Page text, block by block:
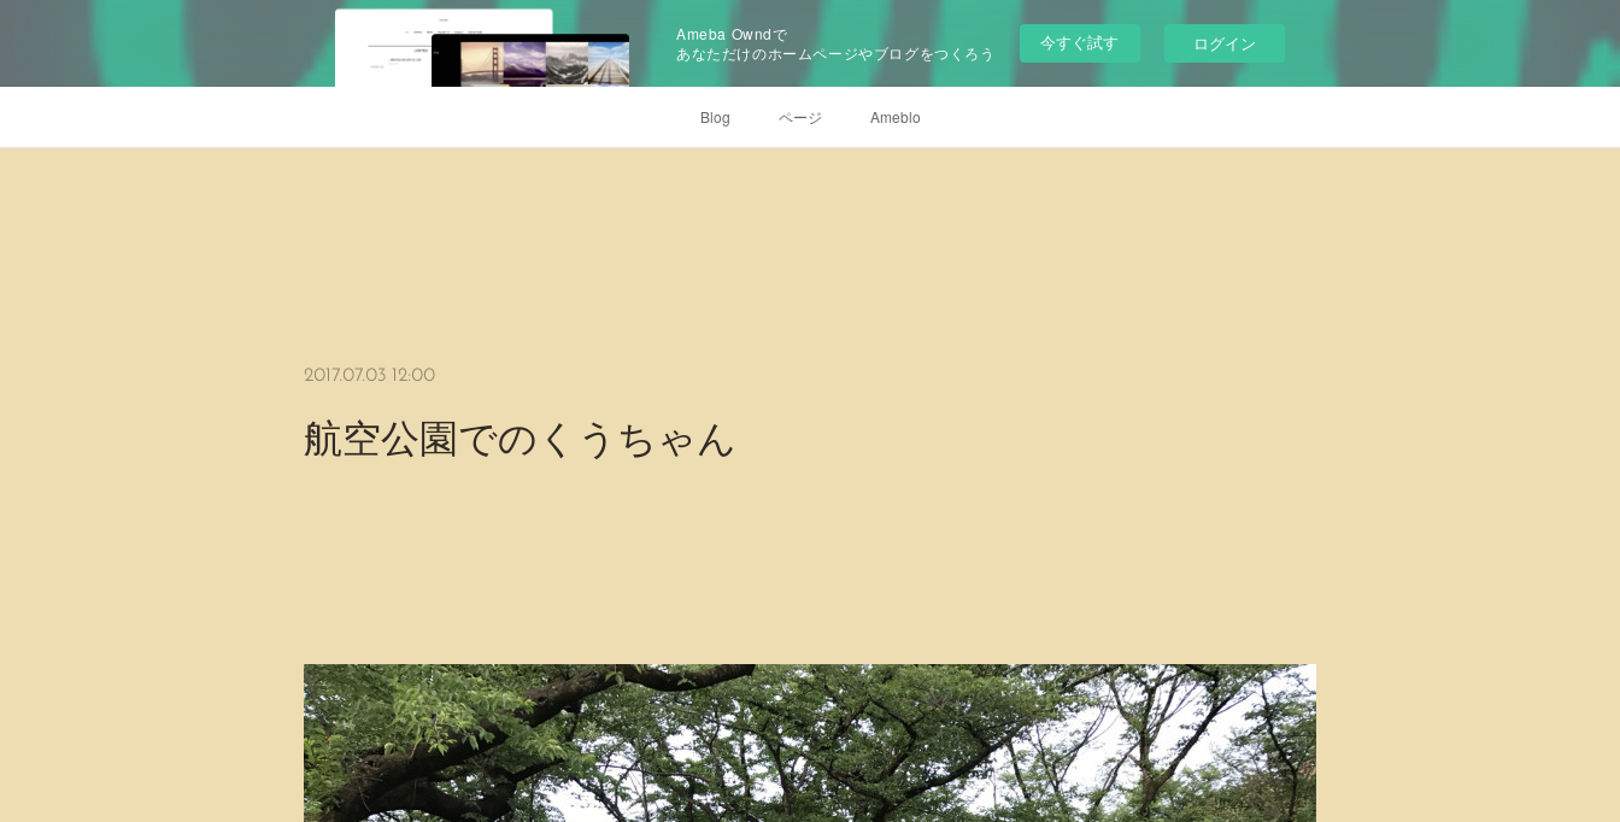
Ameba Owndで
あなただけのホームページやブログをつくろう
今すぐ試す ログイン
Blog ページ Ameblo
2017.07.03 12:00
航空公園でのくうちゃん